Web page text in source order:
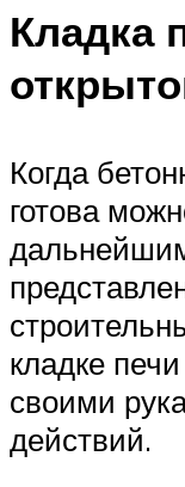
Кладка
Когда
готова
кладке
своими
действий.